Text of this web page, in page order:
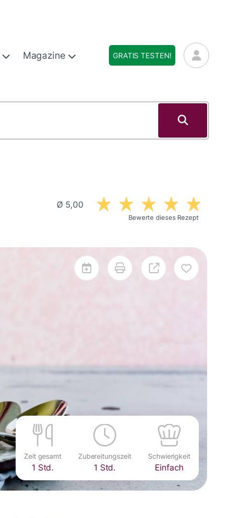
Magazine GRATIS TESTEN!
Ø 5,00
Bewerte dieses Rezept
Zeit gesamt
1 Std.
Zubereitungszeit
1 Std.
Schwierigkeit
Einfach